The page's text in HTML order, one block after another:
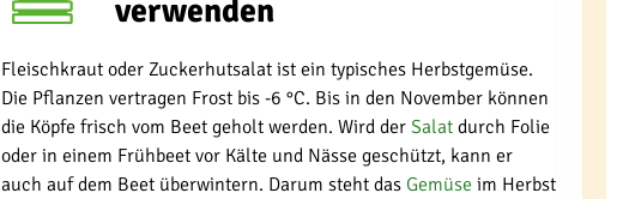
verwenden
Fleischkraut oder Zuckerhutsalat ist ein typisches Herbstgemüse.
Die Pflanzen vertragen Frost bis -6 °C. Bis in den November können
die Köpfe frisch vom Beet geholt werden. Wird der Salat durch Folie
oder in einem Frühbeet vor Kälte und Nässe geschützt, kann er
auch auf dem Beet überwintern. Darum steht das Gemüse im Herbst